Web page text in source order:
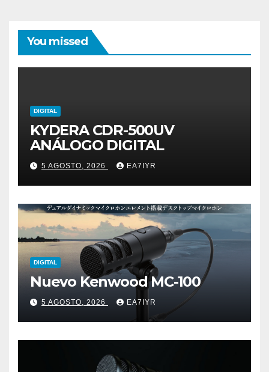
You missed
DIGITAL
KYDERA CDR-500UV
ANÁLOGO DIGITAL
5 AGOSTO, 2026 EA7IYR
DIGITAL
Nuevo Kenwood MC-100
5 AGOSTO, 2026 EA7IYR